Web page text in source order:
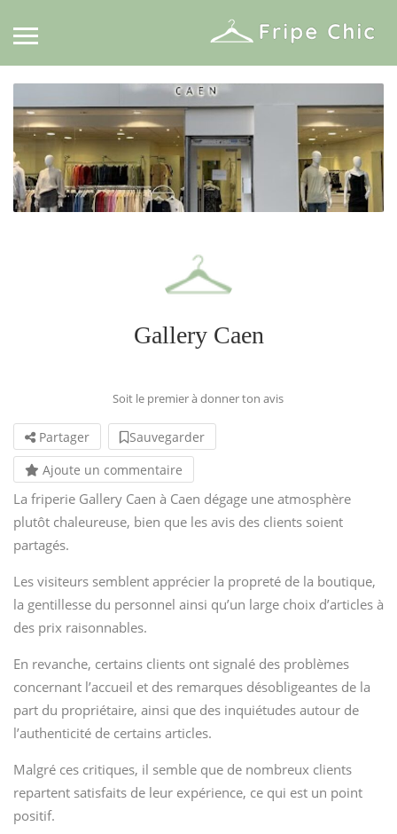
Gallery Caen
Soit le premier à donner ton avis
Partager
Sauvegarder
Ajoute un commentaire
La friperie Gallery Caen à Caen dégage une atmosphère
plutôt chaleureuse, bien que les avis des clients soient
partagés.
Les visiteurs semblent apprécier la propreté de la boutique,
la gentillesse du personnel ainsi qu’un large choix d’articles à
des prix raisonnables.
En revanche, certains clients ont signalé des problèmes
concernant l’accueil et des remarques désobligeantes de la
part du propriétaire, ainsi que des inquiétudes autour de
l’authenticité de certains articles.
Malgré ces critiques, il semble que de nombreux clients
repartent satisfaits de leur expérience, ce qui est un point
positif.